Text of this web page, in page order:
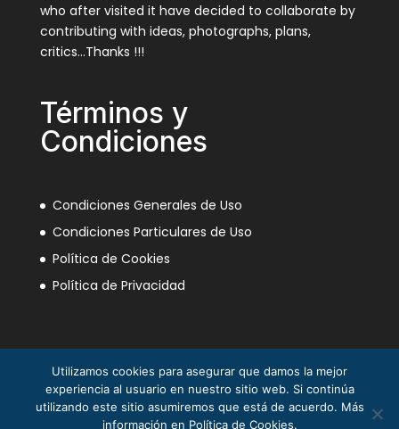
who after visited it have decided to collaborate by
contributing with ideas, photographs, plans,
critics…Thanks !!!
Términos y
Condiciones
Condiciones Generales de Uso
Condiciones Particulares de Uso
Política de Cookies
Política de Privacidad
Utilizamos cookies para asegurar que damos la mejor
experiencia al usuario en nuestro sitio web. Si continúa
utilizando este sitio asumiremos que está de acuerdo. Más
información en Política de Cookies.